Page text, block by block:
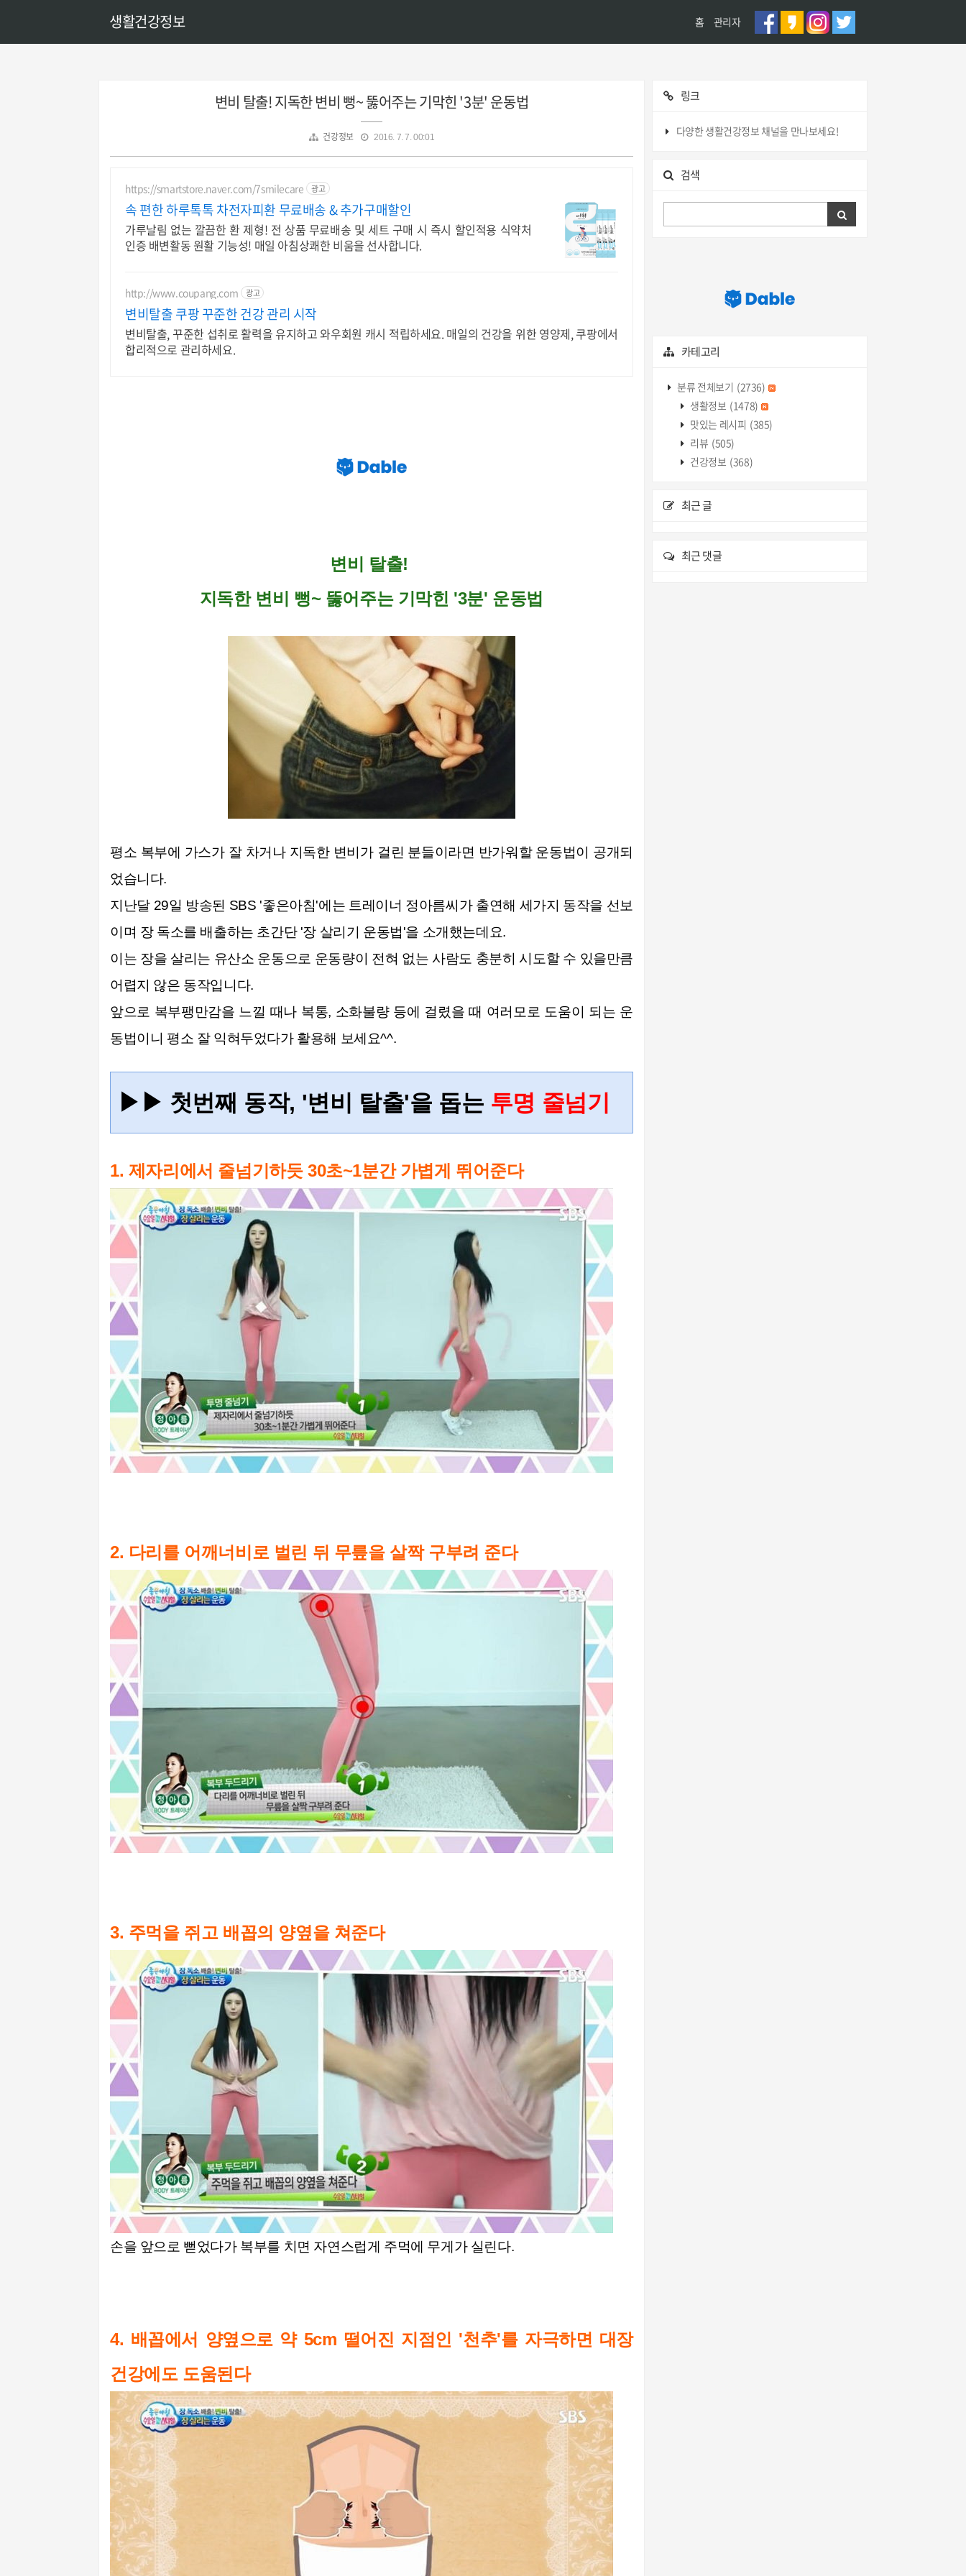
생활건강정보 홈 관리자
변비 탈출! 지독한 변비 뻥~ 뚫어주는 기막힌 '3분' 운동법
건강정보 2016. 7. 7. 00:01
https://smartstore.naver.com/7smilecare 광고
속 편한 하루톡톡 차전자피환 무료배송 & 추가구매할인
가루날림 없는 깔끔한 환 제형! 전 상품 무료배송 및 세트 구매 시 즉시 할인적용 식약처
인증 배변활동 원활 기능성! 매일 아침상쾌한 비움을 선사합니다.
http://www.coupang.com 광고
변비탈출 쿠팡 꾸준한 건강 관리 시작
변비탈출, 꾸준한 섭취로 활력을 유지하고 와우회원 캐시 적립하세요. 매일의 건강을 위한 영양제, 쿠팡에서
합리적으로 관리하세요.
변비 탈출!
지독한 변비 뻥~ 뚫어주는 기막힌 '3분' 운동법
평소 복부에 가스가 잘 차거나 지독한 변비가 걸린 분들이라면 반가워할 운동법이 공개되
었습니다.
지난달 29일 방송된 SBS '좋은아침'에는 트레이너 정아름씨가출연해 세가지 동작을 선보
이며 장 독소를 배출하는 초간단 '장 살리기 운동법'을 소개했는데요.
이는 장을 살리는 유산소 운동으로 운동량이 전혀 없는 사람도 충분히 시도할 수 있을만큼
어렵지 않은 동작입니다.
앞으로 복부팽만감을 느낄 때나 복통, 소화불량 등에 걸렸을 때 여러모로 도움이 되는 운
동법이니 평소 잘 익혀두었다가 활용해 보세요^^.
▶▶ 첫번째 동작, '변비 탈출'을 돕는 투명 줄넘기
1. 제자리에서 줄넘기하듯 30초~1분간 가볍게 뛰어준다
2. 다리를 어깨너비로 벌린 뒤 무릎을 살짝 구부려 준다
3. 주먹을 쥐고 배꼽의 양옆을 쳐준다
손을 앞으로 뻗었다가 복부를 치면 자연스럽게 주먹에 무게가 실린다.
4. 배꼽에서 양옆으로 약 5cm 떨어진 지점인 '천추'를 자극하면 대장
건강에도 도움된다
링크
다양한 생활건강정보 채널을 만나보세요!
검색
카테고리
분류 전체보기 (2736)
생활정보 (1478)
맛있는 레시피 (385)
리뷰 (505)
건강정보 (368)
최근 글
최근 댓글